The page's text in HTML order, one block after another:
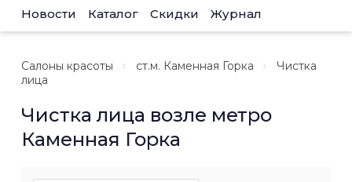
Новости Каталог Скидки Журнал
Салоны красоты ст.м. Каменная Горка
Чистка
лица
Чистка лица возле метро
Каменная Горка